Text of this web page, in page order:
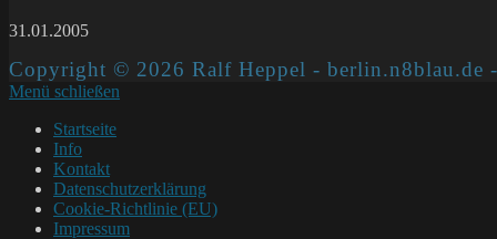
31.01.2005
Copyright © 2026 Ralf Heppel - berlin.n8blau.de
Menü schließen
Startseite
Info
Kontakt
Datenschutzerklärung
Cookie-Richtlinie (EU)
Impressum